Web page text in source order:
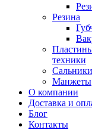
Резина
техники
Сальники
Манжеты
О компании
Доставка и
Блог
Контакты